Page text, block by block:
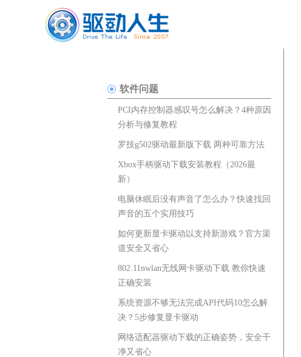
软件问题
PCI内存控制器感叹号怎么解决？4种原因
分析与修复教程
罗技g502驱动最新版下载 两种可靠方法
Xbox手柄驱动下载安装教程（2026最
新）
电脑休眠后没有声音了怎么办？快速找回
声音的五个实用技巧
如何更新显卡驱动以支持新游戏？官方渠
道安全又省心
802.11nwlan无线网卡驱动下载 教你快速
正确安装
系统资源不够无法完成API代码10怎么解
决？5步修复显卡驱动
网络适配器驱动下载的正确姿势，安全干
净又省心